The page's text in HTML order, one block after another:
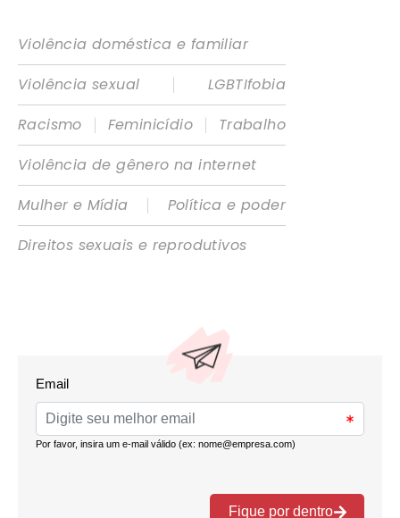
Violência doméstica e familiar
Violência sexual
|
LGBTIfobia
Racismo
| Feminicídio |
Trabalho
Violência de gênero na internet
Mulher e Mídia
|
Política e poder
Direitos sexuais e reprodutivos